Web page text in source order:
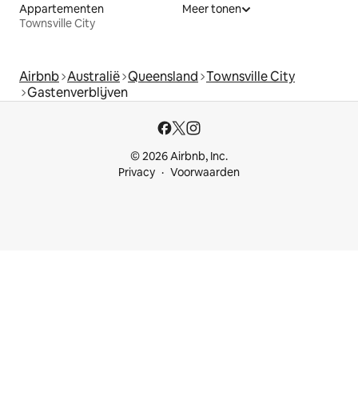
Appartementen
Townsville City
Meer tonen
Airbnb Australië Queensland Townsville City
Gastenverblijven
© 2026 Airbnb, Inc.
Privacy
Voorwaarden